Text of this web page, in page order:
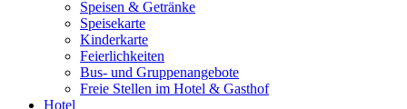
Speisen & Getränke
Speisekarte
Kinderkarte
Feierlichkeiten
Bus- und Gruppenangebote
Freie Stellen im Hotel & Gasthof
Hotel